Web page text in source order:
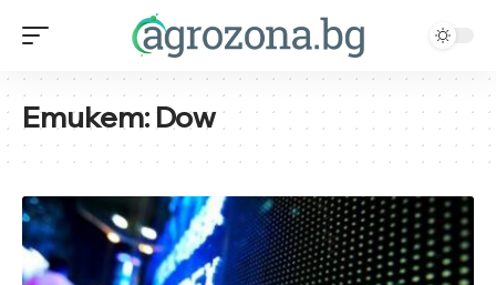
Етикет:Dow